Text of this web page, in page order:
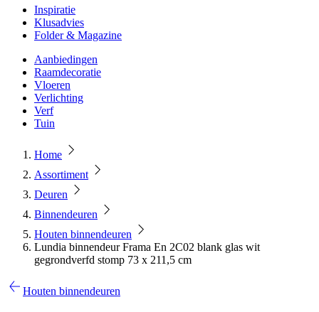
Inspiratie
Klusadvies
Folder & Magazine
Aanbiedingen
Raamdecoratie
Vloeren
Verlichting
Verf
Tuin
Home
Assortiment
Deuren
Binnendeuren
Houten binnendeuren
Lundia binnendeur Frama En 2C02 blank glas wit
gegrondverfd stomp 73 x 211,5 cm
Houten binnendeuren